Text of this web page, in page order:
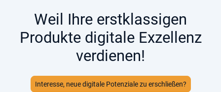
Weil Ihre erstklassigen
Produkte digitale Exzellenz
verdienen!
Interesse, neue digitale Potenziale zu erschließen?